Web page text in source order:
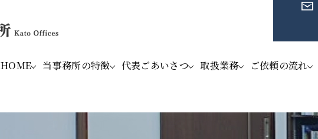
HOME 当事務所の特徴 代表ごあいさつ 取扱業務 ご依頼の流れ